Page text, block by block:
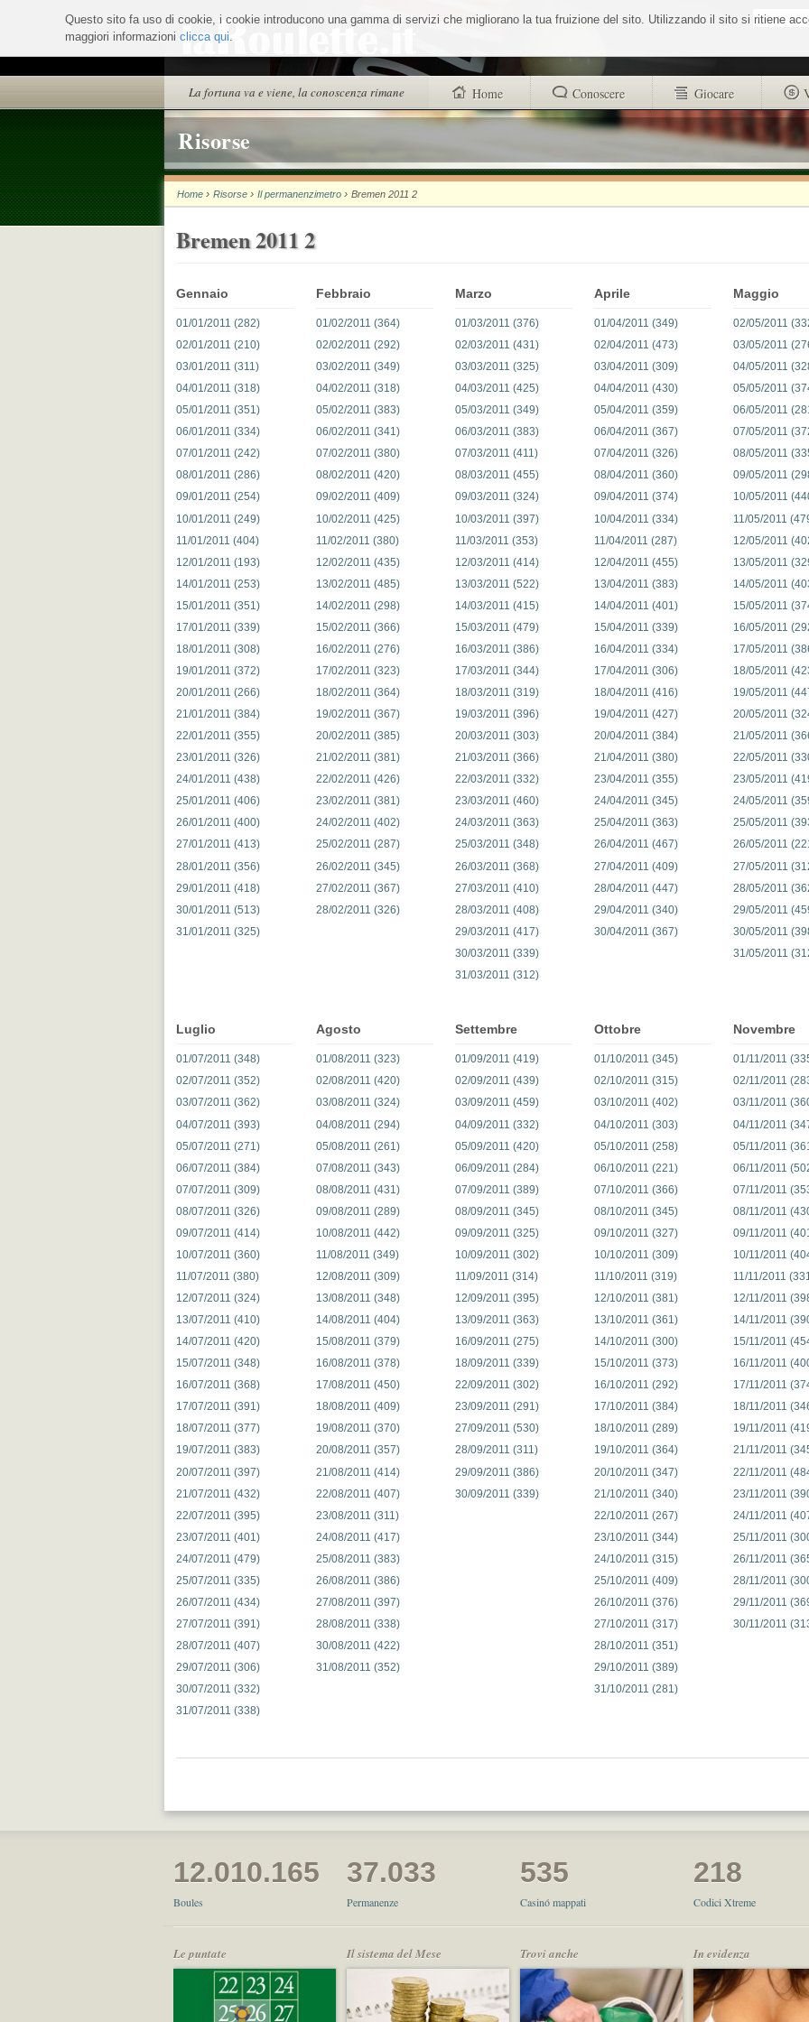
ai
contenuti.
alla
navigazione
Cerca nel
Sezioni
La fortuna va e viene, la conoscenza rimane Home Conoscere Giocare
trovi anche Buono a sapersi Glossario
Chi siamo Sistemisti Autori
Risorse
Questo sito fa uso di cookie, i cookie introducono una gamma di servizi che migliorano la tua fruizione del sito. Utilizzando il sito si ritiene
maggiori informazioni clicca qui.
Home ›Risorse ›Il permanenzimetro ›Bremen 2011 2
Bremen 2011 2
Gennaio
01/01/2011 (282)
02/01/2011 (210)
03/01/2011 (311)
04/01/2011 (318)
05/01/2011 (351)
06/01/2011 (334)
07/01/2011 (242)
08/01/2011 (286)
09/01/2011 (254)
10/01/2011 (249)
11/01/2011 (404)
12/01/2011 (193)
14/01/2011 (253)
15/01/2011 (351)
17/01/2011 (339)
18/01/2011 (308)
19/01/2011 (372)
20/01/2011 (266)
21/01/2011 (384)
22/01/2011 (355)
23/01/2011 (326)
24/01/2011 (438)
25/01/2011 (406)
26/01/2011 (400)
27/01/2011 (413)
28/01/2011 (356)
29/01/2011 (418)
30/01/2011 (513)
31/01/2011 (325)
Febbraio
01/02/2011 (364)
02/02/2011 (292)
03/02/2011 (349)
04/02/2011 (318)
05/02/2011 (383)
06/02/2011 (341)
07/02/2011 (380)
08/02/2011 (420)
09/02/2011 (409)
10/02/2011 (425)
11/02/2011 (380)
12/02/2011 (435)
13/02/2011 (485)
14/02/2011 (298)
15/02/2011 (366)
16/02/2011 (276)
17/02/2011 (323)
18/02/2011 (364)
19/02/2011 (367)
20/02/2011 (385)
21/02/2011 (381)
22/02/2011 (426)
23/02/2011 (381)
24/02/2011 (402)
25/02/2011 (287)
26/02/2011 (345)
27/02/2011 (367)
28/02/2011 (326)
Marzo
01/03/2011 (376)
02/03/2011 (431)
03/03/2011 (325)
04/03/2011 (425)
05/03/2011 (349)
06/03/2011 (383)
07/03/2011 (411)
08/03/2011 (455)
09/03/2011 (324)
10/03/2011 (397)
11/03/2011 (353)
12/03/2011 (414)
13/03/2011 (522)
14/03/2011 (415)
15/03/2011 (479)
16/03/2011 (386)
17/03/2011 (344)
18/03/2011 (319)
19/03/2011 (396)
20/03/2011 (303)
21/03/2011 (366)
22/03/2011 (332)
23/03/2011 (460)
24/03/2011 (363)
25/03/2011 (348)
26/03/2011 (368)
27/03/2011 (410)
28/03/2011 (408)
29/03/2011 (417)
30/03/2011 (339)
31/03/2011 (312)
Aprile
01/04/2011 (349)
02/04/2011 (473)
03/04/2011 (309)
04/04/2011 (430)
05/04/2011 (359)
06/04/2011 (367)
07/04/2011 (326)
08/04/2011 (360)
09/04/2011 (374)
10/04/2011 (334)
11/04/2011 (287)
12/04/2011 (455)
13/04/2011 (383)
14/04/2011 (401)
15/04/2011 (339)
16/04/2011 (334)
17/04/2011 (306)
18/04/2011 (416)
19/04/2011 (427)
20/04/2011 (384)
21/04/2011 (380)
23/04/2011 (355)
24/04/2011 (345)
25/04/2011 (363)
26/04/2011 (467)
27/04/2011 (409)
28/04/2011 (447)
29/04/2011 (340)
30/04/2011 (367)
Maggio
02/05/2011
03/05/2011
04/05/2011
05/05/2011
06/05/2011
07/05/2011
08/05/2011
09/05/2011
10/05/2011
11/05/2011
12/05/2011
13/05/2011
14/05/2011
15/05/2011
16/05/2011
17/05/2011
18/05/2011
19/05/2011
20/05/2011
21/05/2011
22/05/2011
23/05/2011
24/05/2011
25/05/2011
26/05/2011
27/05/2011
28/05/2011
29/05/2011
30/05/2011
31/05/2011
Luglio
01/07/2011 (348)
02/07/2011 (352)
03/07/2011 (362)
04/07/2011 (393)
05/07/2011 (271)
06/07/2011 (384)
07/07/2011 (309)
08/07/2011 (326)
09/07/2011 (414)
10/07/2011 (360)
11/07/2011 (380)
12/07/2011 (324)
13/07/2011 (410)
14/07/2011 (420)
15/07/2011 (348)
16/07/2011 (368)
17/07/2011 (391)
18/07/2011 (377)
19/07/2011 (383)
20/07/2011 (397)
21/07/2011 (432)
22/07/2011 (395)
23/07/2011 (401)
24/07/2011 (479)
25/07/2011 (335)
26/07/2011 (434)
27/07/2011 (391)
28/07/2011 (407)
29/07/2011 (306)
30/07/2011 (332)
31/07/2011 (338)
Agosto
01/08/2011 (323)
02/08/2011 (420)
03/08/2011 (324)
04/08/2011 (294)
05/08/2011 (261)
07/08/2011 (343)
08/08/2011 (431)
09/08/2011 (289)
10/08/2011 (442)
11/08/2011 (349)
12/08/2011 (309)
13/08/2011 (348)
14/08/2011 (404)
15/08/2011 (379)
16/08/2011 (378)
17/08/2011 (450)
18/08/2011 (409)
19/08/2011 (370)
20/08/2011 (357)
21/08/2011 (414)
22/08/2011 (407)
23/08/2011 (311)
24/08/2011 (417)
25/08/2011 (383)
26/08/2011 (386)
27/08/2011 (397)
28/08/2011 (338)
30/08/2011 (422)
31/08/2011 (352)
Settembre
01/09/2011 (419)
02/09/2011 (439)
03/09/2011 (459)
04/09/2011 (332)
05/09/2011 (420)
06/09/2011 (284)
07/09/2011 (389)
08/09/2011 (345)
09/09/2011 (325)
10/09/2011 (302)
11/09/2011 (314)
12/09/2011 (395)
13/09/2011 (363)
16/09/2011 (275)
18/09/2011 (339)
22/09/2011 (302)
23/09/2011 (291)
27/09/2011 (530)
28/09/2011 (311)
29/09/2011 (386)
30/09/2011 (339)
Ottobre
01/10/2011 (345)
02/10/2011 (315)
03/10/2011 (402)
04/10/2011 (303)
05/10/2011 (258)
06/10/2011 (221)
07/10/2011 (366)
08/10/2011 (345)
09/10/2011 (327)
10/10/2011 (309)
11/10/2011 (319)
12/10/2011 (381)
13/10/2011 (361)
14/10/2011 (300)
15/10/2011 (373)
16/10/2011 (292)
17/10/2011 (384)
18/10/2011 (289)
19/10/2011 (364)
20/10/2011 (347)
21/10/2011 (340)
22/10/2011 (267)
23/10/2011 (344)
24/10/2011 (315)
25/10/2011 (409)
26/10/2011 (376)
27/10/2011 (317)
28/10/2011 (351)
29/10/2011 (389)
31/10/2011 (281)
Novembre
01/11/2011
02/11/2011
03/11/2011
04/11/2011
05/11/2011
06/11/2011
07/11/2011
08/11/2011
09/11/2011
10/11/2011
11/11/2011
12/11/2011
14/11/2011
15/11/2011
16/11/2011
17/11/2011
18/11/2011
19/11/2011
21/11/2011
22/11/2011
23/11/2011
24/11/2011
25/11/2011
26/11/2011
28/11/2011
29/11/2011
30/11/2011
12.010.165
Boules
37.033
Permanenze
535
Casinó mappati
218
Codici Xtreme
Le puntate Il sistema del Mese Trovi anche In evidenza